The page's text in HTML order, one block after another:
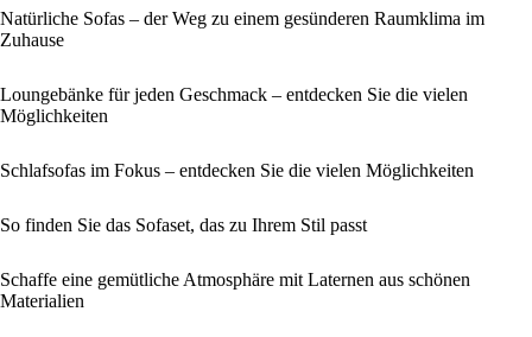
Natürliche Sofas – der Weg zu einem gesünderen Raumklima im
Zuhause
Loungebänke für jeden Geschmack – entdecken Sie die vielen
Möglichkeiten
Schlafsofas im Fokus – entdecken Sie die vielen Möglichkeiten
So finden Sie das Sofaset, das zu Ihrem Stil passt
Schaffe eine gemütliche Atmosphäre mit Laternen aus schönen
Materialien